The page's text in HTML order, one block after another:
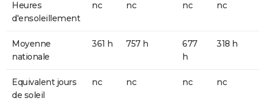
Heures
d'ensoleillement
nc nc nc nc
Moyenne
nationale
361 h 757 h
677
h
318 h
Equivalent jours
de soleil
nc nc nc nc